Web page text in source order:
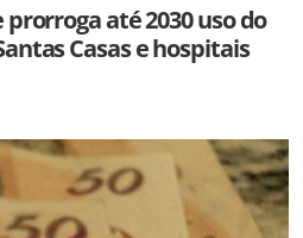
até 2030 uso do
Casas e hospitais